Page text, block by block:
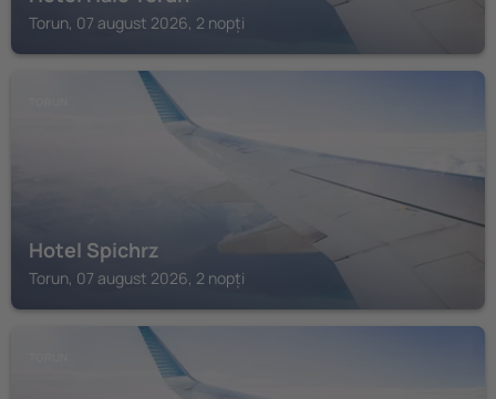
Torun, 07 august 2026, 2 nopți
Hotel Spichrz
Torun, 07 august 2026, 2 nopți